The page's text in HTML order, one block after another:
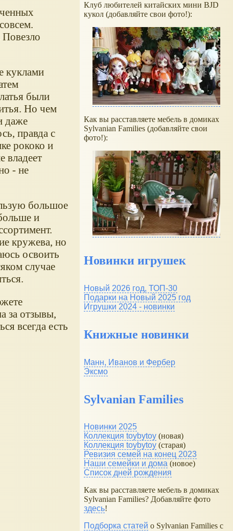
куклами
были
Но чем
даже
правда с
рококо и
владеет
- не
большое
и
кружева, но
освоить
случае
за отзывы,
всегда есть
Клуб любителей китайских мини BJD
кукол (добавляйте свои фото!):
Как вы расставляете мебель в домиках
Sylvanian Families (добавляйте свои
фото!):
Новинки игрушек
Новый 2026 год, ТОП-30
Подарки на Новый 2025 год
Игрушки 2024 - новинки
Книжные новинки
Манн, Иванов и Фербер
Эксмо
Sylvanian Families
Новинки 2025
Коллекция toybytoy (новая)
Коллекция toybytoy (старая)
Ревизия семей на конец 2023
Наши семейки и дома (новое)
Список дней рождения
Как вы расставляете мебель в домиках
Sylvanian Families? Добавляйте фото
здесь!
Подборка статей о Sylvanian Families с